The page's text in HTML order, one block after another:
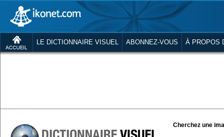
LE DICTIONNAIRE VISUEL ABONNEZ-VOUS À PROPOS
Cherchez une